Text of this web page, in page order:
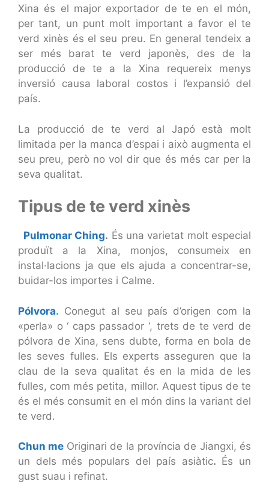
Xina és el major exportador de te en el món,
per tant, un punt molt important a favor el te
verd xinès és el seu preu. En general tendeix a
ser més barat te verd japonès, des de la
producció de te a la Xina requereix menys
inversió causa laboral costos i l’expansió del
país.
La producció de te verd al Japó està molt
limitada per la manca d’espai i això augmenta el
seu preu, però no vol dir que és més car per la
seva qualitat.
Tipus de te verd xinès
Pulmonar Ching. És una varietat molt especial
produït a la Xina, monjos, consumeix en
instal·lacions ja que els ajuda a concentrar-se,
buidar-los importes i Calme.
Pólvora. Conegut al seu país d’origen com la
«perla» o ‘ caps passador ‘, trets de te verd de
pólvora de Xina, sens dubte, forma en bola de
les seves fulles. Els experts asseguren que la
clau de la seva qualitat és en la mida de les
fulles, com més petita, millor. Aquest tipus de te
és el més consumit en el món dins la variant del
te verd.
Chun me Originari de la província de Jiangxi, és
un dels més populars del país asiàtic. És un
gust suau i refinat.